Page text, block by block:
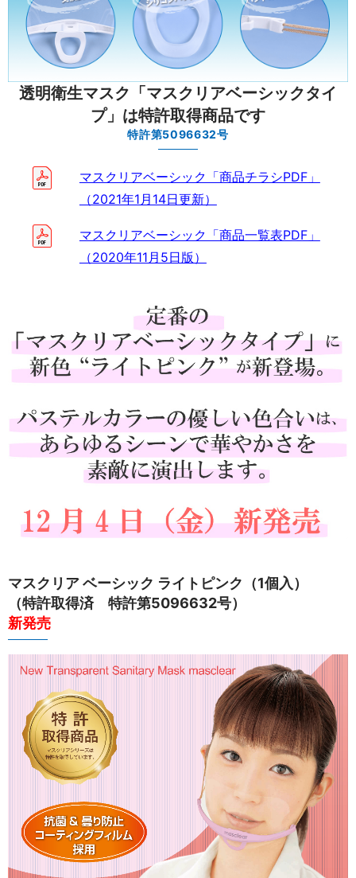
透明衛生マスク「マスクリアベーシックタイ
プ」 は特許取得商品です
特許第5096632号
マスクリアベーシック「商品チラシPDF」
（2021年1月14日更新）
マスクリアベーシック「商品一覧表PDF」
（2020年11月5日版）
マスクリア ベーシック ライトピンク（1個入）
（特許取得済 特許第5096632号）
新発売